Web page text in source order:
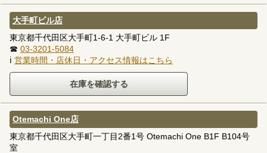
大手町ビル店
東京都千代田区大手町1-6-1 大手町ビル 1F
☎ 03-3201-5084
ℹ 営業時間・店休日・アクセス情報はこちら
Otemachi One店
東京都千代田区大手町一丁目2番1号 Otemachi One B1F B104号
室